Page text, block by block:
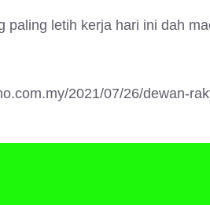
paling letih kerja hari ini dah
2021/07/26/dewan-